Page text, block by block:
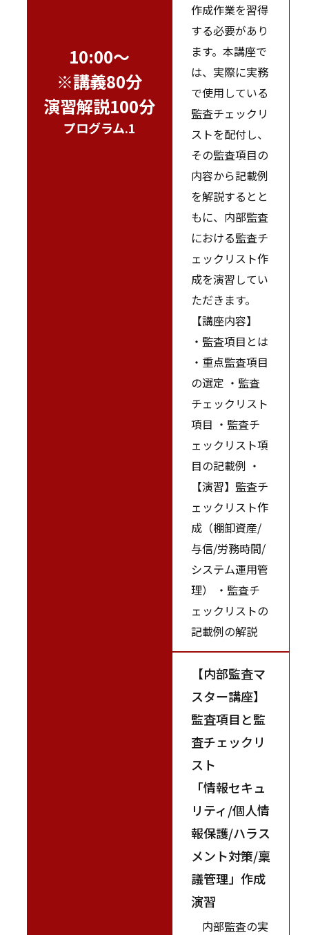
10:00～
※講義80分
演習解説100分
プログラム.1
作成作業を習得
する必要があり
ます。本講座で
は、実際に実務
で使用している
監査チェックリ
ストを配付し、
その監査項目の
内容から記載例
を解説するとと
もに、内部監査
における監査チ
ェックリスト作
成を演習してい
ただきます。
【講座内容】
・監査項目とは
・重点監査項目
の選定 ・監査
チェックリスト
項目 ・監査チ
ェックリスト項
目の記載例 ・
【演習】監査チ
ェックリスト作
成（棚卸資産/
与信/労務時間/
システム運用管
理） ・監査チ
ェックリストの
記載例の解説
【内部監査マ
スター講座】
監査項目と監
査チェックリ
スト
「情報セキュ
リティ/個人情
報保護/ハラス
メント対策/稟
議管理」作成
演習
内部監査の実